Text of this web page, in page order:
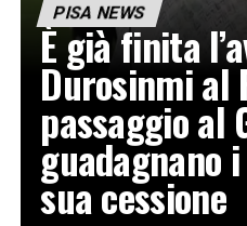
PISA NEWS
È già finita
Durosinmi
passaggio al
guadagnano
sua cessione